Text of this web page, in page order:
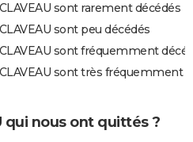
sont rarement décédés
sont peu décédés
sont fréquemment
sont très fréquemment
qui nous ont quittés ?